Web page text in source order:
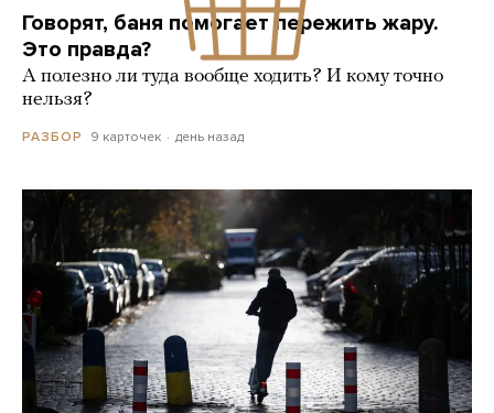
Говорят, баня помогает пережить жару.
Это правда?
А полезно ли туда вообще ходить? И кому точно
нельзя?
РАЗБОР 9 карточек день назад